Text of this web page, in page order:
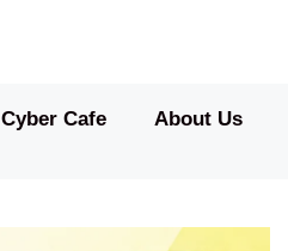
Cyber Cafe About Us